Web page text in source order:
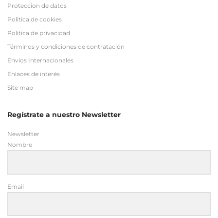
Proteccion de datos
Politica de cookies
Politica de privacidad
Términos y condiciones de contratación
Envios Internacionales
Enlaces de interés
Site map
Regístrate a nuestro Newsletter
Newsletter
Nombre
Email